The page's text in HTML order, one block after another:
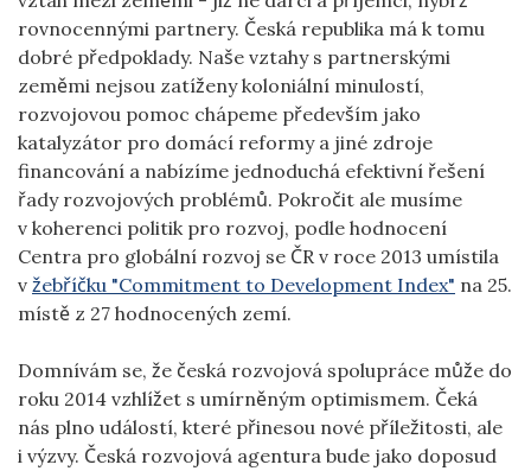
rovnocennými partnery. Česká republika má k tomu
dobré předpoklady. Naše vztahy s partnerskými
zeměmi nejsou zatíženy koloniální minulostí,
rozvojovou pomoc chápeme především jako
katalyzátor pro domácí reformy a jiné zdroje
financování a nabízíme jednoduchá efektivní řešení
řady rozvojových problémů. Pokročit ale musíme
v koherenci politik pro rozvoj, podle hodnocení
Centra pro globální rozvoj se ČR v roce 2013 umístila
v žebříčku "Commitment to Development Index" na 25.
místě z 27 hodnocených zemí.
Domnívám se, že česká rozvojová spolupráce může do
roku 2014 vzhlížet s umírněným optimismem. Čeká
nás plno událostí, které přinesou nové příležitosti, ale
i výzvy. Česká rozvojová agentura bude jako doposud